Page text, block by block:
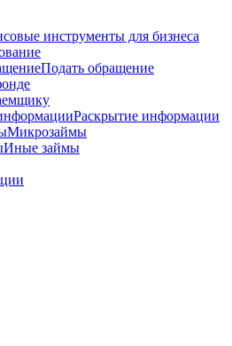
инструменты для бизнеса
Подать обращение
Раскрытие информации
Микрозаймы
Иные займы